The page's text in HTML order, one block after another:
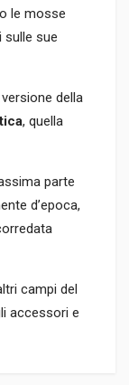
le mosse
sulle sue
della
, quella
parte
d’epoca,
campi del
accessori e